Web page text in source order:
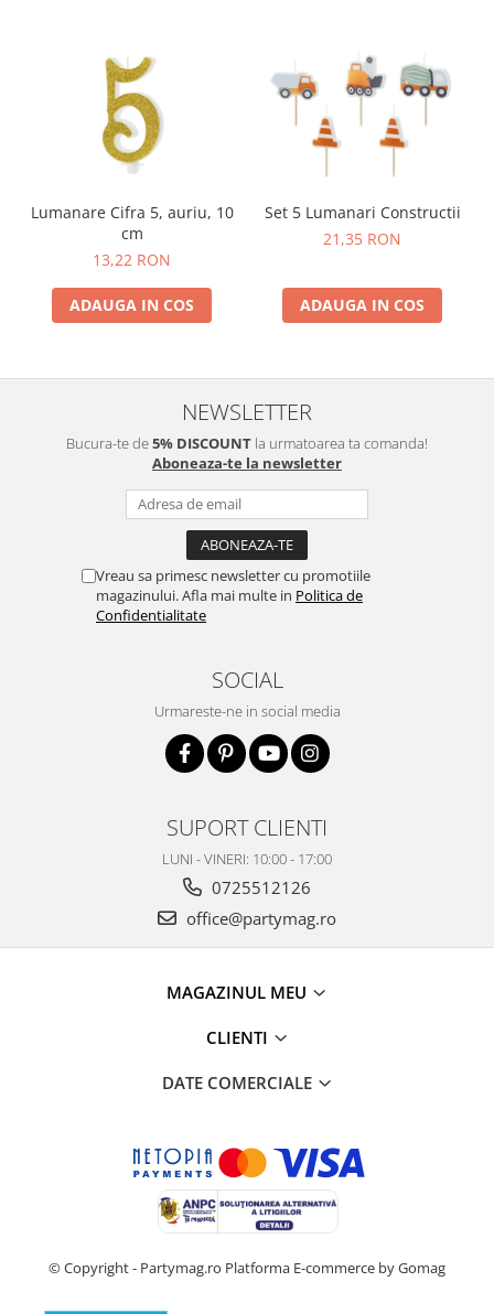
Lumanare Cifra 5, auriu, 10
cm
13,22 RON
ADAUGA IN COS
Set 5 Lumanari Constructii
21,35 RON
ADAUGA IN COS
NEWSLETTER
Bucura-te de5% DISCOUNT la urmatoarea ta comanda!
Aboneaza-te la newsletter
Vreau sa primesc newsletter cu promotiile
magazinului. Afla mai multe in Politica de
Confidentialitate
SOCIAL
Urmareste-ne in social media
SUPORT CLIENTI
LUNI - VINERI: 10:00 - 17:00
0725512126
office@partymag.ro
MAGAZINUL MEU
CLIENTI
DATE COMERCIALE
© Copyright - Partymag.ro Platforma E-commerce by Gomag